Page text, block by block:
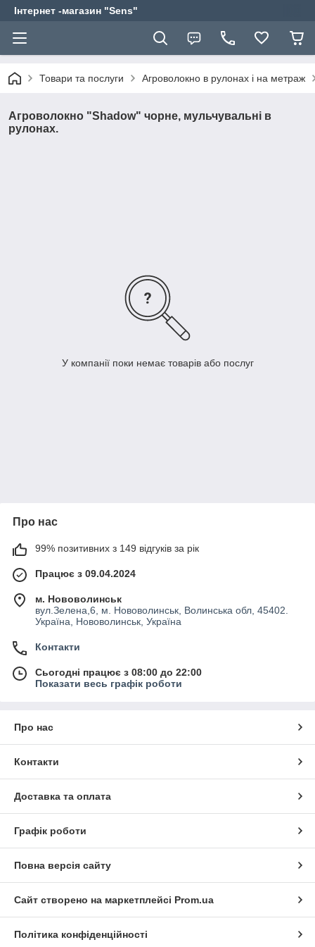
Інтернет -магазин "Sens"
Товари та послуги Агроволокно в рулонах і на метраж
Агроволокно "Shadow" чорне, мульчувальні в
рулонах.
У компанії поки немає товарів або послуг
Про нас
99% позитивних з 149 відгуків за рік
Працює з 09.04.2024
м. Нововолинськ
вул.Зелена,6, м. Нововолинськ, Волинська обл, 45402.
Україна, Нововолинськ, Україна
Контакти
Сьогодні працює з 08:00 до 22:00
Показати весь графік роботи
Про нас
Контакти
Доставка та оплата
Графік роботи
Повна версія сайту
Сайт створено на маркетплейсі Prom.ua
Політика конфіденційності